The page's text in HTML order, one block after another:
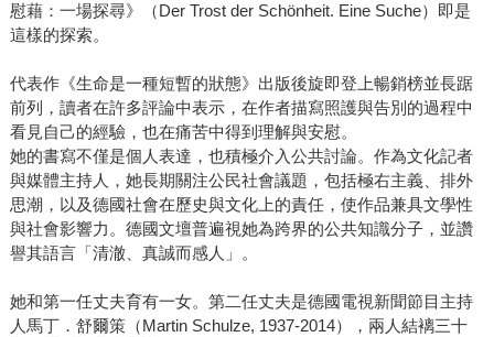
慰藉：一場探尋》（Der Trost der Schönheit. Eine Suche）即是
這樣的探索。
代表作《生命是一種短暫的狀態》出版後旋即登上暢銷榜並長踞
前列，讀者在許多評論中表示，在作者描寫照護與告別的過程中
看見自己的經驗，也在痛苦中得到理解與安慰。
她的書寫不僅是個人表達，也積極介入公共討論。作為文化記者
與媒體主持人，她長期關注公民社會議題，包括極右主義、排外
思潮，以及德國社會在歷史與文化上的責任，使作品兼具文學性
與社會影響力。德國文壇普遍視她為跨界的公共知識分子，並讚
譽其語言「清澈、真誠而感人」。
她和第一任丈夫育有一女。第二任丈夫是德國電視新聞節目主持
人馬丁．舒爾策（Martin Schulze, 1937-2014），兩人結褵三十